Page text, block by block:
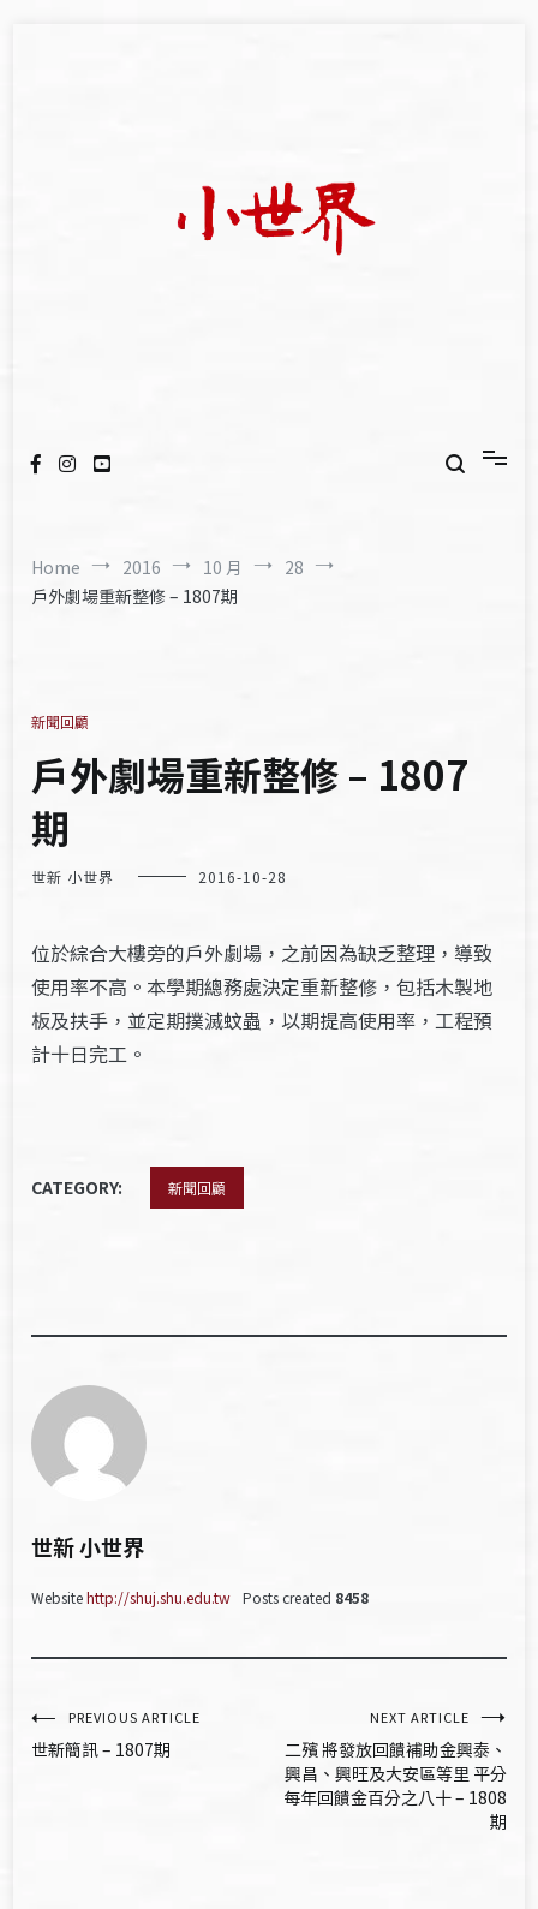
Home 2016 10 月
28
戶外劇場重新整修 – 1807期
新聞回顧
戶外劇場重新整修 – 1807
期
世新 小世界 2016-10-28
位於綜合大樓旁的戶外劇場，之前因為缺乏整理，導致
使用率不高。本學期總務處決定重新整修，包括木製地
板及扶手，並定期撲滅蚊蟲，以期提高使用率，工程預
計十日完工。
CATEGORY: 新聞回顧
世新 小世界
Websitehttp://shuj.shu.edu.tw Posts created 8458
文
章
PREVIOUS ARTICLE
世新簡訊 – 1807期
NEXT ARTICLE
二殯 將發放回饋補助金興泰、
興昌、興旺及大安區等里 平分
每年回饋金百分之八十 – 1808
期